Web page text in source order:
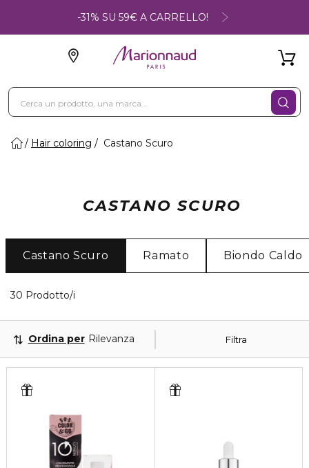
-31% SU 59€ A CARRELLO!
Hair coloring Castano Scuro
CASTANO SCURO
Castano Scuro Ramato Biondo Caldo
30 Prodotto/i
Filtra
Ordina per Rilevanza